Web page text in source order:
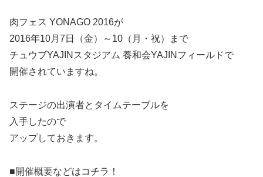
肉フェス YONAGO 2016が
2016年10月7日（金）～10（月・祝）まで
チュウブYAJINスタジアム 養和会YAJINフィールドで
開催されていますね。
ステージの出演者とタイムテーブルを
入手したので
アップしておきます。
■開催概要などはコチラ！